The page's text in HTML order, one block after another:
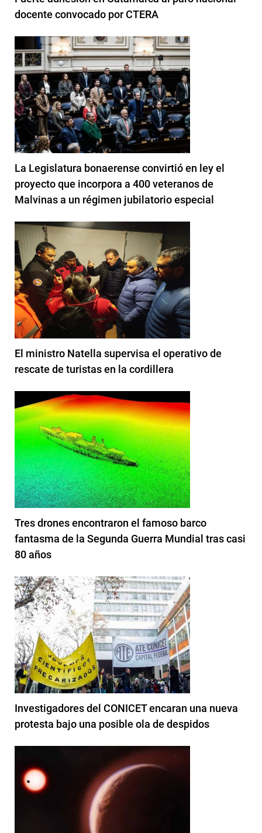
docente convocado por CTERA
La Legislatura bonaerense convirtió en ley el
proyecto que incorpora a 400 veteranos de
Malvinas a un régimen jubilatorio especial
El ministro Natella supervisa el operativo de
rescate de turistas en la cordillera
Tres drones encontraron el famoso barco
fantasma de la Segunda Guerra Mundial tras casi
80 años
Investigadores del CONICET encaran una nueva
protesta bajo una posible ola de despidos